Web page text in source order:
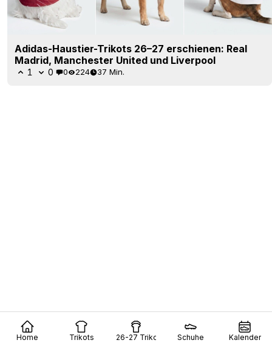
Home Trikots 26-27 Trikots Schuhe Kalender
Adidas-Haustier-Trikots 26–27 erschienen: Real
Madrid, Manchester United und Liverpool
1 0 0 224 37 Min.